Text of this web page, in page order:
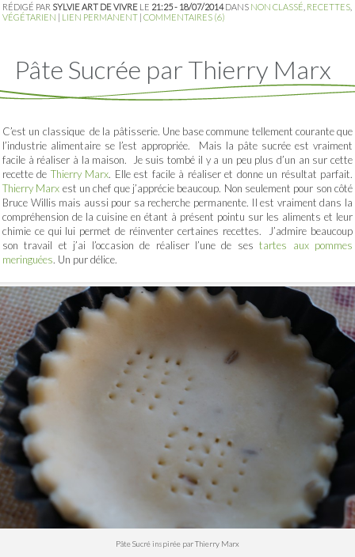
RÉDIGÉ PAR SYLVIE ART DE VIVRE LE 21:25 - 18/07/2014DANS NON CLASSÉ RECETTES
VÉGÉTARIEN | LIEN PERMANENT | COMMENTAIRES (6)
Pâte Sucrée par Thierry Marx
C’est un classique de la pâtisserie. Une base commune tellement courante que
l’industrie alimentaire se l’est appropriée. Mais la pâte sucrée est vraiment
facile à réaliser à la maison. Je suis tombé il y a un peu plus d’un an sur cette
recette de Thierry Marx. Elle est facile à réaliser et donne un résultat parfait.
Thierry Marx est un chef que j’apprécie beaucoup. Non seulement pour son côté
Bruce Willis mais aussi pour sa recherche permanente. Il est vraiment dans la
compréhension de la cuisine en étant à présent pointu sur les aliments et leur
chimie ce qui lui permet de réinventer certaines recettes. J’admire beaucoup
son travail et j’ai l’occasion de réaliser l’une de sestartes aux pommes
meringuées. Un pur délice.
Pâte Sucré inspirée par Thierry Marx